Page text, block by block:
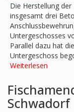
Die Herstellung
insgesamt drei
Untergeschosses
Parallel dazu hat
Untergeschoss
Weiterlesen
Schwadorf